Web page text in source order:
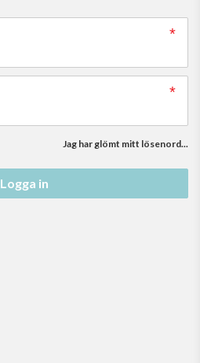
Jag har glömt mitt lösenord...
Logga in